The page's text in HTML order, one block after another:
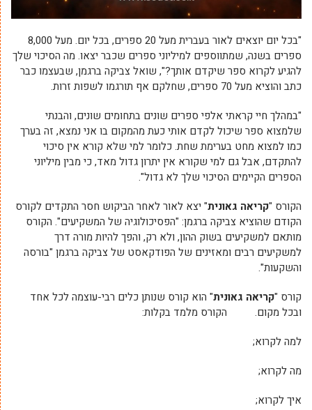
"בכל יום יוצאים לאור בעברית מעל 20 ספרים, בכל יום. מעל 8,000
ספרים בשנה, שמתווספים למיליוני ספרים שכבר יצאו. מה הסיכוי שלך
להגיע לקרוא ספר שיקדם אותך?", שואל צביקה ברגמן, שבעצמו כבר
כתב והוציא מעל 70 ספרים, שחלקם אף תורגמו לשפות זרות.
"במהלך חיי קראתי אלפי ספרים שונים בתחומים שונים, והבנתי
שלמצוא ספר שיכול לקדם אותי כעת מהמקום בו אני נמצא, זה בערך
כמו למצוא מחט בערימת שחת. כלומר למי שלא קורא אין סיכוי
להתקדם, אבל גם למי שקורא אין יתרון גדול מאד, כי מבין מיליוני
הספרים הקיימים הסיכוי שלך לא גדול".
הקורס "קריאה גאונית" יצא לאור לאחר הביקוש חסר התקדים לקורס
הקודם שהוציא צביקה ברגמן: "הפסיכולוגיה של המשקיעים". הקורס
מותאם למשקיעים בשוק ההון, ולא רק, והפך להיות מורה דרך
למשקיעים רבים ומאזינים של הפודקאסט של צביקה ברגמן "בורסה
והשקעות".
קורס "קריאה גאונית" הוא קורס שנותן כלים רבי-עוצמה לכל אחד
ובכל מקום. הקורס מלמד בקלות:
למה לקרוא;
מה לקרוא;
איך לקרוא;